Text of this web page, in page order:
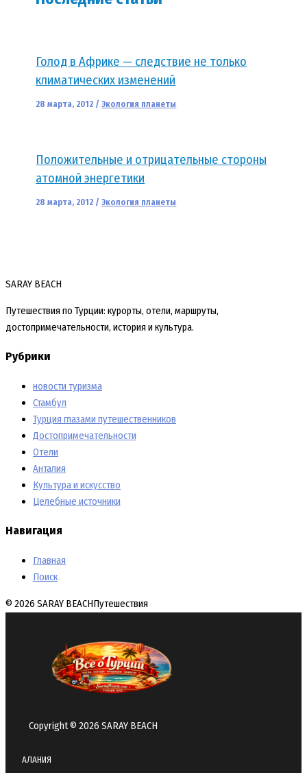
Голод в Африке — следствие не только
климатических изменений
28 марта, 2012 /Экология планеты
Положительные и отрицательные стороны
атомной энергетики
28 марта, 2012 /Экология планеты
SARAY BEACH
Путешествия по Турции: курорты, отели, маршруты,
достопримечательности, история и культура.
Рубрики
новости туризма
Стамбул
Турция глазами путешественников
Достопримечательности
Отели
Анталия
Культура и искусство
Целебные источники
Навигация
Главная
Поиск
© 2026 SARAY BEACHПутешествия
Copyright © 2026 SARAY BEACH
АЛАНИЯ